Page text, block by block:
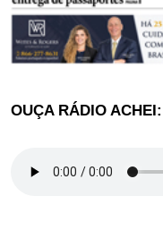
OUÇA RÁDIO ACHEI: